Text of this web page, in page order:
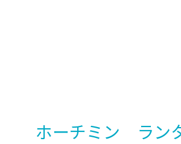
ホーチミン ラン